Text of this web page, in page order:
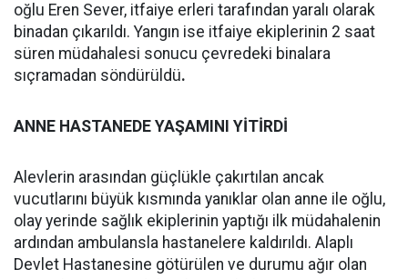
oğlu Eren Sever, itfaiye erleri tarafından yaralı olarak
binadan çıkarıldı. Yangın ise itfaiye ekiplerinin 2 saat
süren müdahalesi sonucu çevredeki binalara
sıçramadan söndürüldü.
ANNE HASTANEDE YAŞAMINI YİTİRDİ
Alevlerin arasından güçlükle çakırtılan ancak
vucutlarını büyük kısmında yanıklar olan anne ile oğlu,
olay yerinde sağlık ekiplerinin yaptığı ilk müdahalenin
ardından ambulansla hastanelere kaldırıldı. Alaplı
Devlet Hastanesine götürülen ve durumu ağır olan